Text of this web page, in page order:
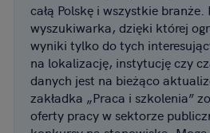
całą Polskę i wszystkie
wyszukiwarka, dzięki której
wyniki tylko do tych
na lokalizację, instytucję czy
danych jest na bieżąco
zakładka „Praca i szkolenia”
oferty pracy w sektorze